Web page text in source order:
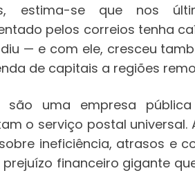
estima-se que nos
pelos correios tenha
— e com ele, cresceu
de capitais a regiões
são uma empresa pública
o serviço postal
ineficiência, atrasos e
financeiro gigante